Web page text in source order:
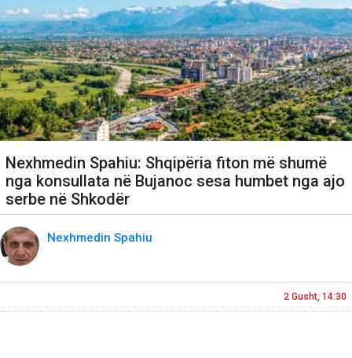
Nexhmedin Spahiu: Shqipëria fiton më shumë
nga konsullata në Bujanoc sesa humbet nga ajo
serbe në Shkodër
Nexhmedin Spahiu
2 Gusht, 14:30